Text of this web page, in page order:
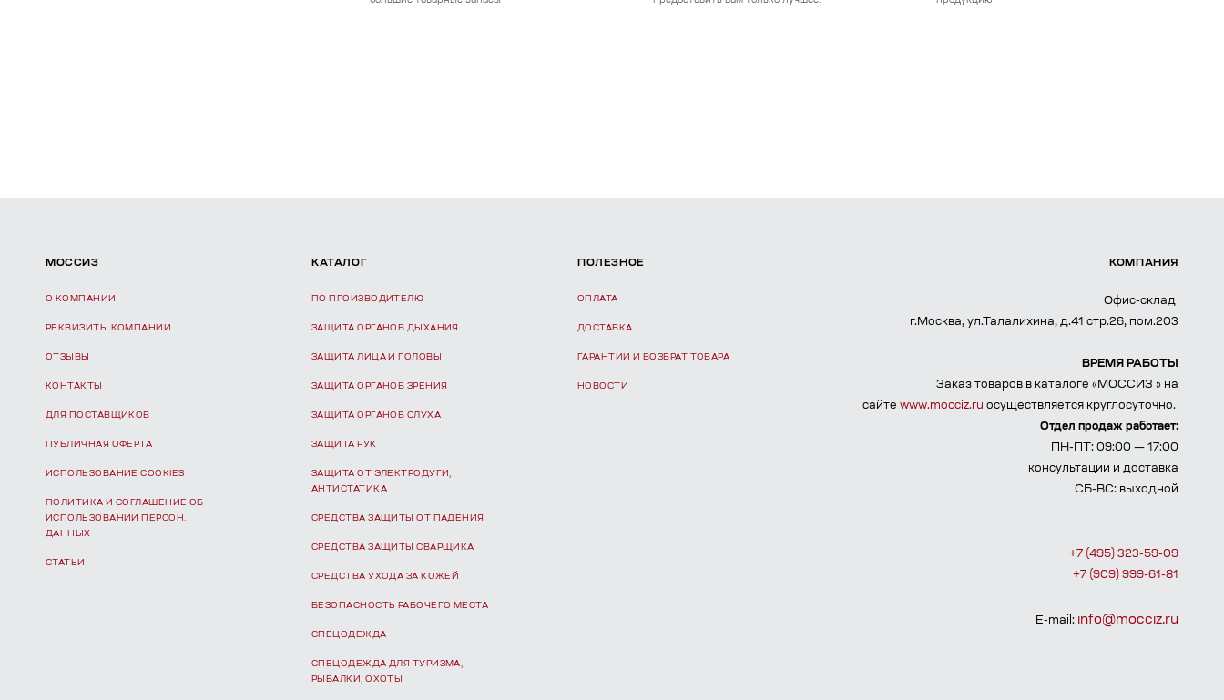
МОССИЗ
О КОМПАНИИ
РЕКВИЗИТЫ КОМПАНИИ
ОТЗЫВЫ
КОНТАКТЫ
ДЛЯ ПОСТАВЩИКОВ
ПУБЛИЧНАЯ ОФЕРТА
ИСПОЛЬЗОВАНИЕ COOKIES
ПОЛИТИКА И СОГЛАШЕНИЕ ОБ
ИСПОЛЬЗОВАНИИ ПЕРСОН.
ДАННЫХ
СТАТЬИ
КАТАЛОГ
ПО ПРОИЗВОДИТЕЛЮ
ЗАЩИТА ОРГАНОВ ДЫХАНИЯ
ЗАЩИТА ЛИЦА И ГОЛОВЫ
ЗАЩИТА ОРГАНОВ ЗРЕНИЯ
ЗАЩИТА ОРГАНОВ СЛУХА
ЗАЩИТА РУК
ЗАЩИТА ОТ ЭЛЕКТРОДУГИ,
АНТИСТАТИКА
СРЕДСТВА ЗАЩИТЫ ОТ ПАДЕНИЯ
СРЕДСТВА ЗАЩИТЫ СВАРЩИКА
СРЕДСТВА УХОДА ЗА КОЖЕЙ
БЕЗОПАСНОСТЬ РАБОЧЕГО МЕСТА
СПЕЦОДЕЖДА
СПЕЦОДЕЖДА ДЛЯ ТУРИЗМА,
РЫБАЛКИ, ОХОТЫ
ПОЛЕЗНОЕ
ОПЛАТА
ДОСТАВКА
ГАРАНТИИ И ВОЗВРАТ ТОВАРА
НОВОСТИ
КОМПАНИЯ
Офис-склад
г.Москва, ул.Талалихина, д.41 стр.26, пом.203
ВРЕМЯ РАБОТЫ
Заказ товаров в каталоге «МОССИЗ » на
сайте www.mocciz.ru осуществляется круглосуточно.
Отдел продаж работает:
ПН-ПТ: 09:00 — 17:00
консультации и доставка
СБ-ВС: выходной
+7 (495) 323-59-09
+7 (909) 999-61-81
E-mail: info@mocciz.ru